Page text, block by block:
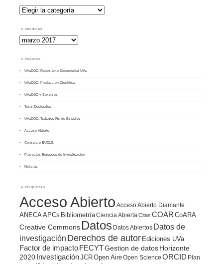
Buscar
por
Tema
ARCHIVOS
Archivos
PÁGINAS
UVaDOC: Repositorio Documental UVa
UVaDOC: Producción Científica
UVaDOC y Sexenios
Tesis Doctorales
UVaDOC: Trabajos Fin de Estudios
Acceso Abierto
Consorcio BUCLE
Proyectos Europeos de Investigación
Noticias
ETIQUETAS
Acceso Abierto Acceso Abierto Diamante
ANECAAPCs BibliometríaCiencia Abierta Citas COAR CoARA
Creative Commons Datos Datos Abiertos Datos de
investigación Derechos de autor Ediciones UVa
Factor de impacto FECYTGestion de datosHorizonte
2020 InvestigaciónJCROpen AireOpen Science ORCID Plan